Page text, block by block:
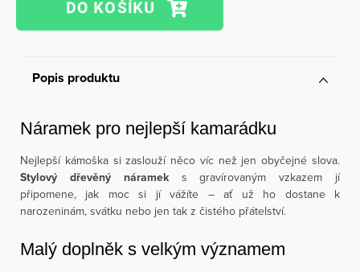
Popis produktu
Náramek pro nejlepší kamarádku
Nejlepší kámoška si zaslouží něco víc než jen obyčejné slova.
Stylový dřevěný náramek s gravírovaným vzkazem jí
připomene, jak moc si jí vážíte – ať už ho dostane k
narozeninám, svátku nebo jen tak z čistého přátelství.
Malý doplněk s velkým významem